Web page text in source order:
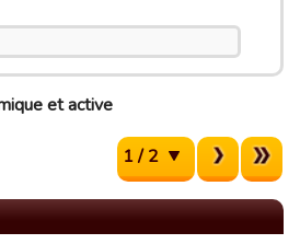
et active
1 / 2